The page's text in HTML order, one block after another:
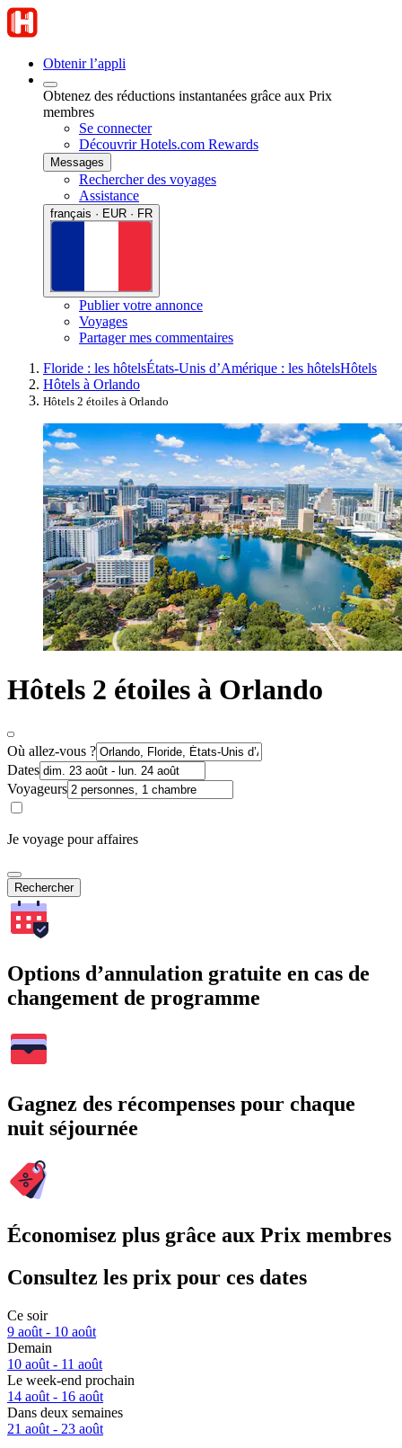
Obtenir l’appli
Obtenez des réductions instantanées grâce aux Prix
membres
Se connecter
Découvrir Hotels.com Rewards
Messages
Rechercher des voyages
Assistance
français · EUR · FR
Publier votre annonce
Voyages
Partager mes commentaires
Floride : les hôtelsÉtats-Unis d’Amérique : les hôtelsHôtels
Hôtels à Orlando
Hôtels 2 étoiles à Orlando
Hôtels 2 étoiles à Orlando
Où allez-vous ?
Dates
Voyageurs
Je voyage pour affaires
Rechercher
Options d’annulation gratuite en cas de
changement de programme
Gagnez des récompenses pour chaque
nuit séjournée
Économisez plus grâce aux Prix membres
Consultez les prix pour ces dates
Ce soir
9 août - 10 août
Demain
10 août - 11 août
Le week-end prochain
14 août - 16 août
Dans deux semaines
21 août - 23 août